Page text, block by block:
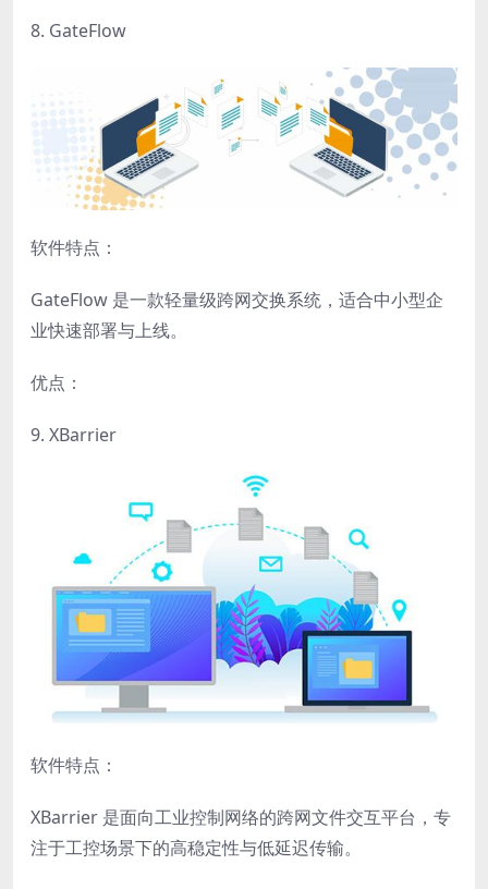
8. GateFlow
软件特点：
GateFlow 是一款轻量级跨网交换系统，适合中小型企
业快速部署与上线。
优点：
9. XBarrier
软件特点：
XBarrier 是面向工业控制网络的跨网文件交互平台，专
注于工控场景下的高稳定性与低延迟传输。